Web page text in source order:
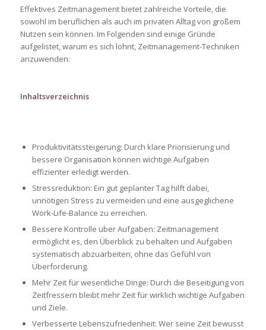
Effektives Zeitmanagement bietet zahlreiche Vorteile, die
sowohl im beruflichen als auch im privaten Alltag von großem
Nutzen sein können. Im Folgenden sind einige Gründe
aufgelistet, warum es sich lohnt, Zeitmanagement-Techniken
anzuwenden:
Inhaltsverzeichnis
Produktivitätssteigerung: Durch klare Priorisierung und
bessere Organisation können wichtige Aufgaben
effizienter erledigt werden.
Stressreduktion: Ein gut geplanter Tag hilft dabei,
unnötigen Stress zu vermeiden und eine ausgeglichene
Work-Life-Balance zu erreichen.
Bessere Kontrolle über Aufgaben: Zeitmanagement
ermöglicht es, den Überblick zu behalten und Aufgaben
systematisch abzuarbeiten, ohne das Gefühl von
Überforderung.
Mehr Zeit für wesentliche Dinge: Durch die Beseitigung von
Zeitfressern bleibt mehr Zeit für wirklich wichtige Aufgaben
und Ziele.
Verbesserte Lebenszufriedenheit: Wer seine Zeit bewusst